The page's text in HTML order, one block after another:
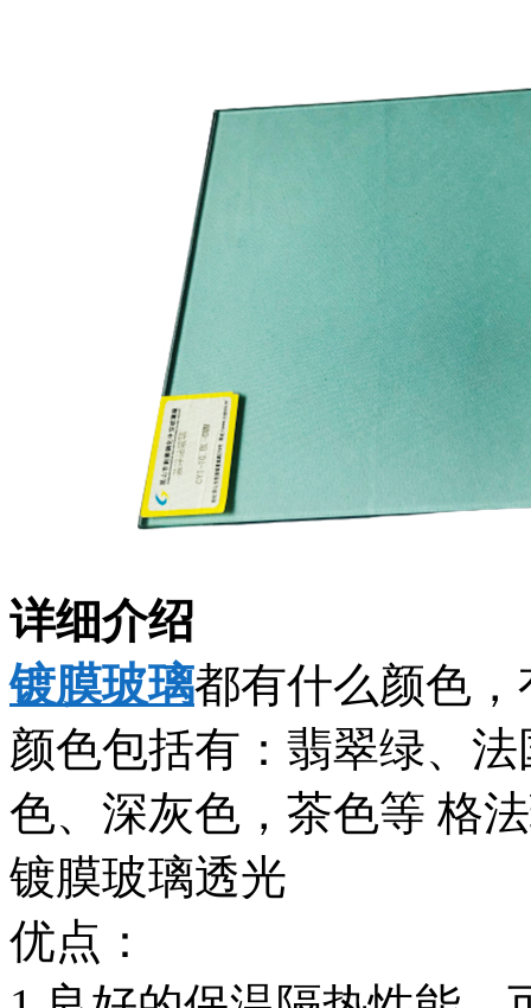
详细介绍
镀膜玻璃都有什么颜色
颜色包括有：翡翠绿、
色、深灰色，茶色等 格
镀膜玻璃透光
优点：